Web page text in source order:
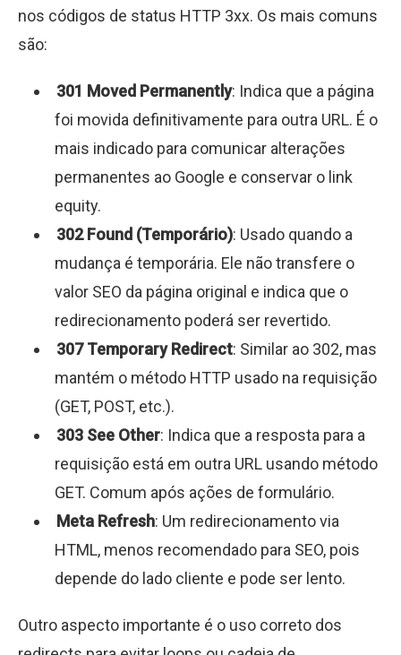
nos códigos de status HTTP 3xx. Os mais comuns
são:
301 Moved Permanently: Indica que a página
foi movida definitivamente para outra URL. É o
mais indicado para comunicar alterações
permanentes ao Google e conservar o link
equity.
302 Found (Temporário): Usado quando a
mudança é temporária. Ele não transfere o
valor SEO da página original e indica que o
redirecionamento poderá ser revertido.
307 Temporary Redirect: Similar ao 302, mas
mantém o método HTTP usado na requisição
(GET, POST, etc.).
303 See Other: Indica que a resposta para a
requisição está em outra URL usando método
GET. Comum após ações de formulário.
Meta Refresh: Um redirecionamento via
HTML, menos recomendado para SEO, pois
depende do lado cliente e pode ser lento.
Outro aspecto importante é o uso correto dos